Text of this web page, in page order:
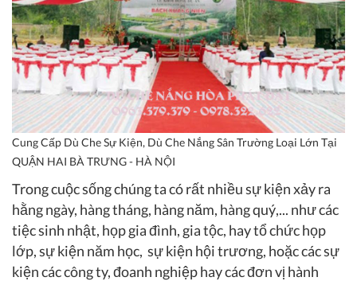
Cung Cấp Dù Che Sự Kiện, Dù Che Nắng Sân Trường Loại Lớn Tại
QUẬN HAI BÀ TRƯNG - HÀ NỘI
Trong cuộc sống chúng ta có rất nhiều sự kiện xảy ra
hằng ngày, hàng tháng, hàng năm, hàng quý,... như các
tiệc sinh nhật, họp gia đình, gia tộc, hay tổ chức họp
lớp, sự kiện năm học, sự kiện hội trương, hoặc các sự
kiện các công ty, đoanh nghiệp hay các đơn vị hành